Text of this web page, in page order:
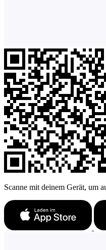
Scanne mit deinem Gerät, um